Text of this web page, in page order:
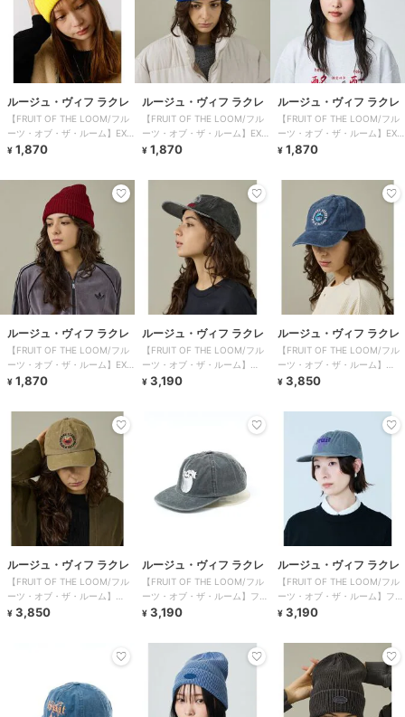
ルージュ・ヴィフ ラクレ
【FRUIT OF THE LOOM/フル
ーツ・オブ・ザ・ルーム】EX
SIMP
¥ 1,870
ルージュ・ヴィフ ラクレ
【FRUIT OF THE LOOM/フル
ーツ・オブ・ザ・ルーム】EX
SIMP
¥ 1,870
ルージュ・ヴィフ ラクレ
【FRUIT OF THE LOOM/フル
ーツ・オブ・ザ・ルーム】EX
SIMP
¥ 1,870
ルージュ・ヴィフ ラクレ
【FRUIT OF THE LOOM/フル
ーツ・オブ・ザ・ルーム】EX
SIMP
¥ 1,870
ルージュ・ヴィフ ラクレ
【FRUIT OF THE LOOM/フル
ーツ・オブ・ザ・ルーム】
PIGMENT
¥ 3,190
ルージュ・ヴィフ ラクレ
【FRUIT OF THE LOOM/フル
ーツ・オブ・ザ・ルーム】
SESAME
¥ 3,850
ルージュ・ヴィフ ラクレ
【FRUIT OF THE LOOM/フル
ーツ・オブ・ザ・ルーム】
SESAME
¥ 3,850
ルージュ・ヴィフ ラクレ
【FRUIT OF THE LOOM/フル
ーツ・オブ・ザ・ルーム】フル
ーツモチー
¥ 3,190
ルージュ・ヴィフ ラクレ
【FRUIT OF THE LOOM/フル
ーツ・オブ・ザ・ルーム】フル
ーツモチー
¥ 3,190